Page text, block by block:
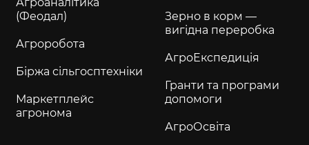
(Феодал)
Агроробота
Біржа сільгосптехніки
Маркетплейс
агронома
Зерно в корм —
вигідна переробка
АгроЕкспедиція
Гранти та програми
допомоги
АгроОсвіта